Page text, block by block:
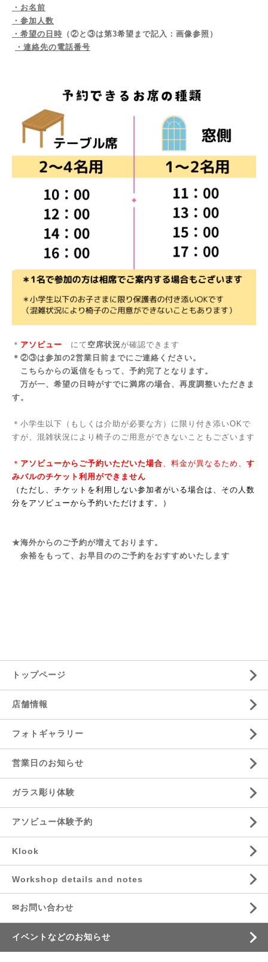
・お名前
・参加人数
・希望の日時 （②と③は第3希望まで記入：画像参照）
・連絡先の電話番号
＊ アソビュー にて 空席状況が確認できます
＊②③は参加の2営業日前までにご連絡ください。
こちらからの返信をもって、予約完了となります。
万が一、希望の日時がすでに満席の場合、再度調整いただきま
す。
＊小学生以下（もしくは介助が必要な方）に限り付き添いOKで
すが、混雑状況により椅子のご用意ができないこともございます
＊ アソビューからご予約いただいた場合 、料金が異なるため、 す
みバルのチケット利用ができません
（ただし、チケットを利用しない参加者がいる場合は、その人数
分をアソビューから予約いただけます。）
★海外からのご予約が増えております。
余裕をもって、お早目ののご予約をおすすめいたします
トップページ
店舗情報
フォトギャラリー
営業日のお知らせ
ガラス彫り体験
アソビュー体験予約
Klook
Workshop details and notes
✉お問い合わせ
イベントなどのお知らせ